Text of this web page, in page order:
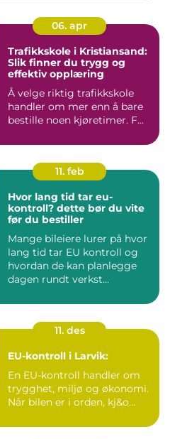
06. apr
Trafikkskole i Kristiansand:
Slik finner du trygg og
effektiv opplæring
Å velge riktig trafikkskole
handler om mer enn å bare
bestille noen kjøretimer. F...
11. feb
Hvor lang tid tar eu-
kontroll? dette bør du vite
før du bestiller
Mange bileiere lurer på hvor
lang tid tar EU kontroll og
hvordan de kan planlegge
dagen rundt verkst...
11. des
EU-kontroll i Larvik:
En EU-kontroll handler om
trygghet, miljø og økonomi.
Når bilen er i orden, kj&o...